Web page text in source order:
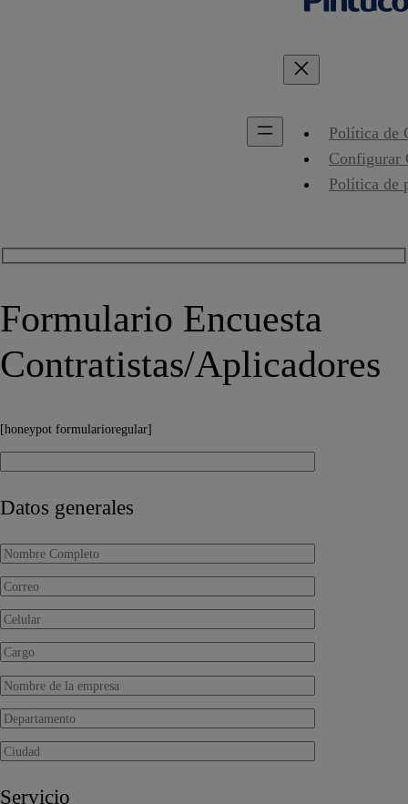
Política de
Configurar
Política de
Formulario Encuesta
Contratistas/Aplicadores
[honeypot formularioregular]
Datos generales
Servicio